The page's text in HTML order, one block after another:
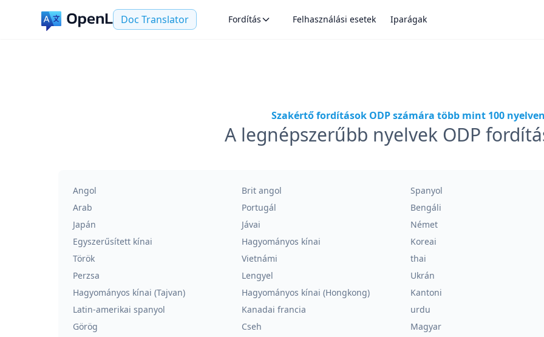
Doc Translator Fordítás Felhasználási esetek Iparágak
Szakértő fordítások ODP számára több mint 100 nyelven
A legnépszerűbb nyelvek ODP
Angol Brit angol Spanyol
Arab
Portugál Bengáli
Japán
Jávai Német
Egyszerűsített kínai
Hagyományos kínai Koreai
Török
Vietnámi thai
Perzsa
Lengyel Ukrán
Hagyományos kínai (Tajvan)
Hagyományos kínai (Hongkong) Kantoni
Latin-amerikai spanyol
Kanadai francia urdu
Görög
Cseh Magyar